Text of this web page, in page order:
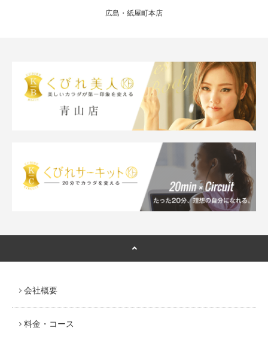
広島・紙屋町本店
会社概要
料金・コース